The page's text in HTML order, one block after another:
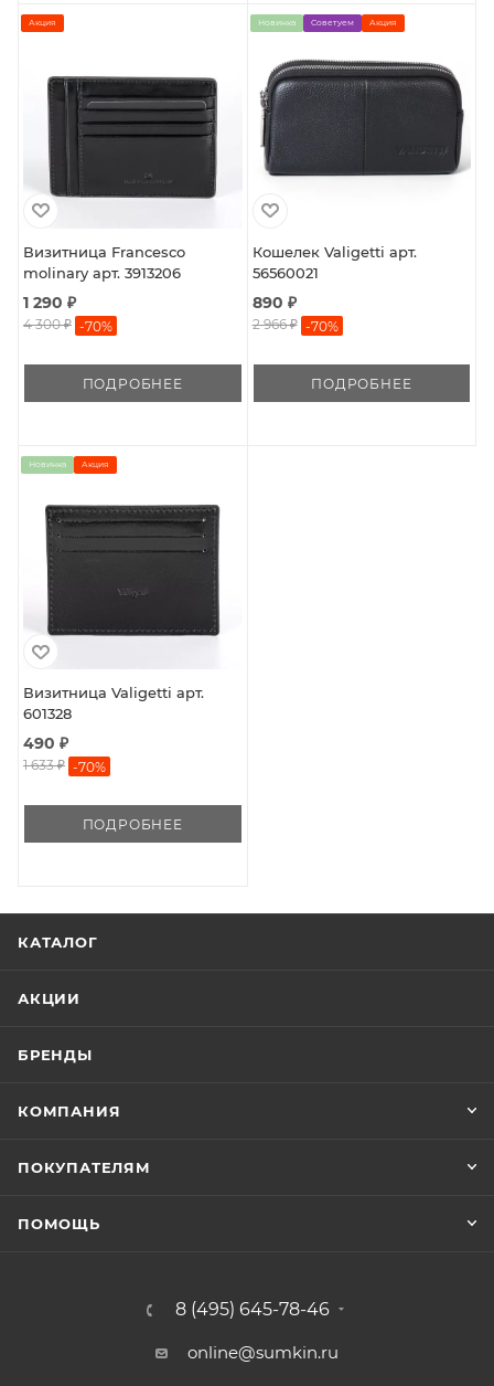
Акция
Визитница Francesco
molinary арт. 3913206
1 290 ₽
4 300 ₽ -70%
ПОДРОБНЕЕ
Новинка Советуем Акция
Кошелек Valigetti арт.
56560021
890 ₽
2 966 ₽ -70%
ПОДРОБНЕЕ
Новинка Акция
Визитница Valigetti арт.
601328
490 ₽
1 633 ₽ -70%
ПОДРОБНЕЕ
КАТАЛОГ
АКЦИИ
БРЕНДЫ
КОМПАНИЯ
ПОКУПАТЕЛЯМ
ПОМОЩЬ
8 (495) 645-78-46
online@sumkin.ru